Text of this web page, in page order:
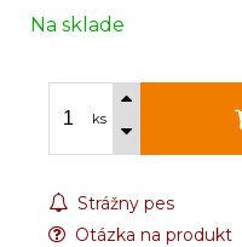
Na sklade
ks
Strážny pes
Otázka na produkt